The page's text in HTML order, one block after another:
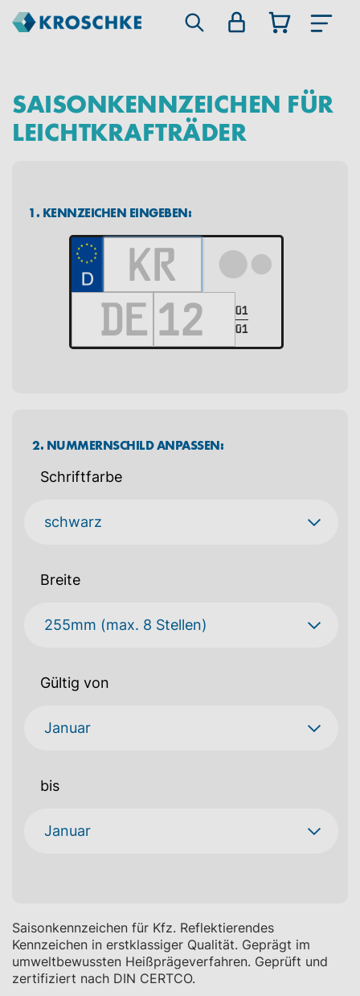
SAISONKENNZEICHEN FÜR
LEICHTKRAFTRÄDER
1. KENNZEICHEN EINGEBEN:
01
01
2. NUMMERNSCHILD ANPASSEN:
Schriftfarbe
Breite
Gültig von
bis
Saisonkennzeichen für Kfz. Reflektierendes
Kennzeichen in erstklassiger Qualität. Geprägt im
umweltbewussten Heißprägeverfahren. Geprüft und
zertifiziert nach DIN CERTCO.